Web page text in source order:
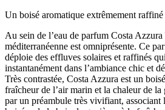
Un boisé aromatique extrêmement raffiné
Au sein de l’eau de parfum Costa
méditerranéenne est omniprésente. Ce
déploie des effluves solaires et raffinés
instantanément dans l’ambiance chic et
Très contrastée, Costa Azzura est un
fraîcheur de l’air marin et la chaleur de
par un préambule très vivifiant, associant